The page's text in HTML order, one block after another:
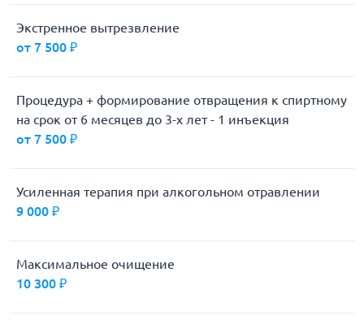
Экстренное вытрезвление
от 7 500 ₽
Процедура + формирование отвращения к спиртному
на срок от 6 месяцев до 3-х лет - 1 инъекция
от 7 500 ₽
Усиленная терапия при алкогольном отравлении
9 000 ₽
Максимальное очищение
10 300 ₽